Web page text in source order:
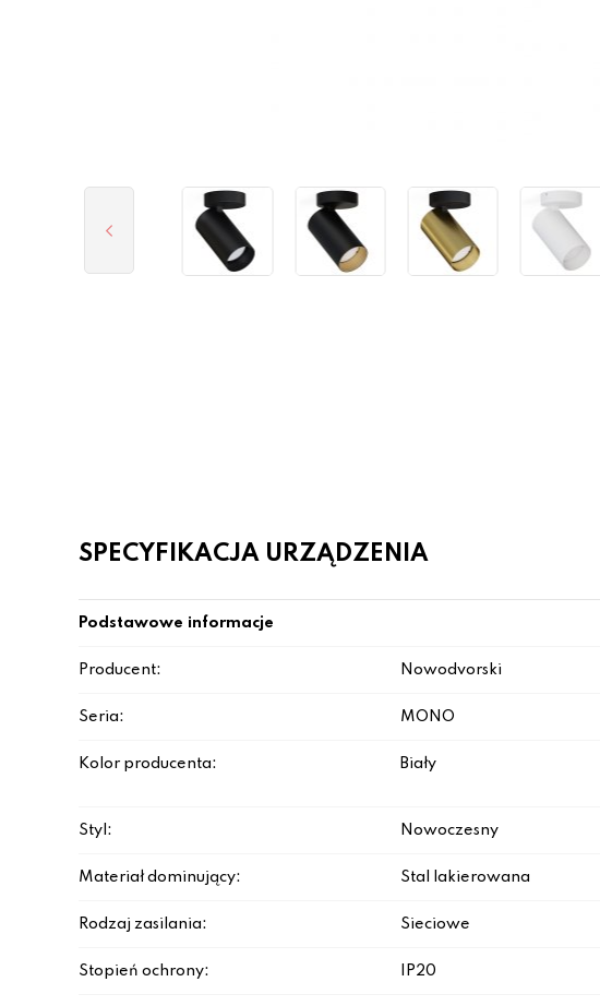
SPECYFIKACJA URZĄDZENIA
Podstawowe informacje
Producent: Nowodvorski
Seria: MONO
Kolor producenta: Biały
Styl: Nowoczesny
Materiał dominujący: Stal lakierowana
Rodzaj zasilania: Sieciowe
Stopień ochrony: IP20